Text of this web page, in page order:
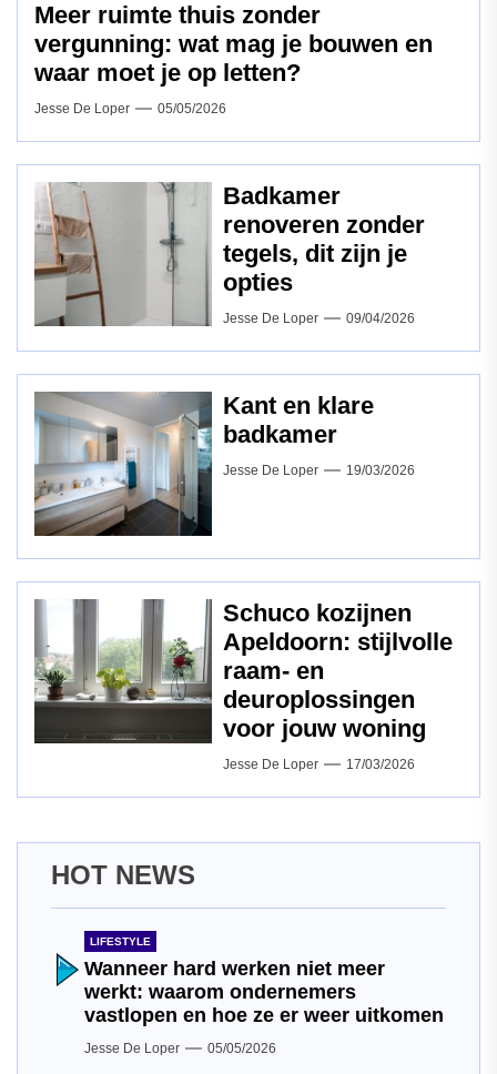
Meer ruimte thuis zonder
vergunning: wat mag je bouwen en
waar moet je op letten?
Jesse De Loper 05/05/2026
Badkamer
renoveren zonder
tegels, dit zijn je
opties
Jesse De Loper 09/04/2026
Kant en klare
badkamer
Jesse De Loper 19/03/2026
Schuco kozijnen
Apeldoorn: stijlvolle
raam‑ en
deuroplossingen
voor jouw woning
Jesse De Loper 17/03/2026
HOT NEWS
LIFESTYLE
Wanneer hard werken niet meer
werkt: waarom ondernemers
vastlopen en hoe ze er weer uitkomen
Jesse De Loper 05/05/2026